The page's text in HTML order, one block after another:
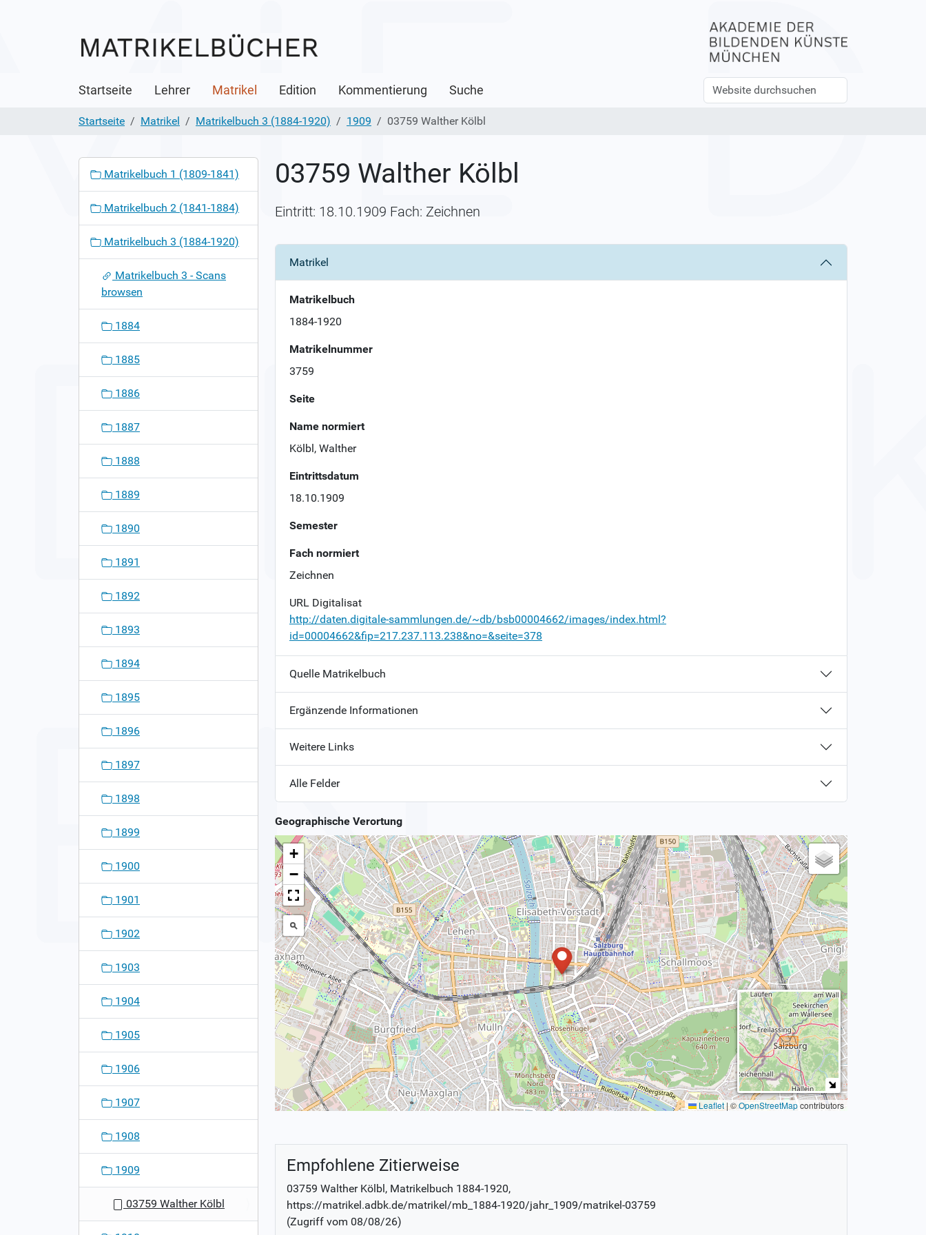
Startseite Lehrer Matrikel Edition Kommentierung Suche
Website
durchsuchen
Erweiterte
Suche…
Startseite
Matrikel Matrikelbuch 3 (1884-1920) 1909 03759 Walther Kölbl
03759 Walther Kölbl
Eintritt: 18.10.1909 Fach: Zeichnen
Matrikel
Matrikelbuch
1884-1920
Matrikelnummer
3759
Seite
Name normiert
Kölbl, Walther
Eintrittsdatum
18.10.1909
Semester
Fach normiert
Zeichnen
URL Digitalisat
http://daten.digitale-sammlungen.de/~db/bsb00004662/images/index.html?
id=00004662&fip=217.237.113.238&no=&seite=378
Quelle Matrikelbuch
Ergänzende Informationen
Weitere Links
Alle Felder
Geographische Verortung
+
−
Leaflet|©OpenStreetMapcontributors
Empfohlene Zitierweise
03759 Walther Kölbl, Matrikelbuch 1884-1920,
https://matrikel.adbk.de/matrikel/mb_1884-1920/jahr_1909/matrikel-03759
(Zugriff vom 08/08/26)
n
Matrikelbuch 1 (1809-1841)
Matrikelbuch 2 (1841-1884)
Matrikelbuch 3 (1884-1920)
Matrikelbuch 3 - Scans
browsen
1884
1885
1886
1887
1888
1889
1890
1891
1892
1893
1894
1895
1896
1897
1898
1899
1900
1901
1902
1903
1904
1905
1906
1907
1908
1909
03759 Walther Kölbl